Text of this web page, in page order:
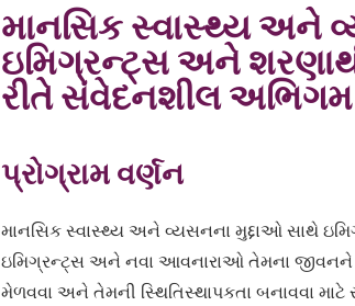
માનસિક સ્વાસ્થ્ય અને
ઇમિગ્રન્ટ્સ અને
રીતે સંવેદનશીલ અભિગમ
પ્રોગ્રામ વર્ણન
માનસિક સ્વાસ્થ્ય અને વ્યસનના મુદ્દાઓ સાથે
ઇમિગ્રન્ટ્સ અને નવા આવનારાઓ તેમના
મેળવવા અને તેમની સ્થિતિસ્થાપકતા બનાવવા